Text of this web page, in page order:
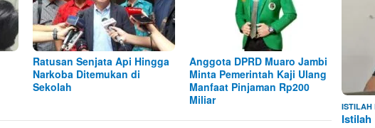
Ratusan Senjata Api Hingga
Narkoba Ditemukan di
Sekolah
Anggota DPRD Muaro Jambi
Minta Pemerintah Kaji Ulang
Manfaat Pinjaman Rp200
Miliar
ISTILAH
Istilah